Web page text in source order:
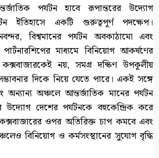
পর্যটন হাবে রূপান্তরের উদ্যোগ
ইতিহাসে একটি গুরুত্বপূর্ণ পদক্ষেপ।
বিশ্বমানের পর্যটন অবকাঠামো এবং
মাধ্যমে বিনিয়োগ আকর্ষণের
নয়, সমগ্র দক্ষিণ উপকূলীয়
দিকে নিয়ে যেতে পারে। একই সঙ্গে
অঞ্চলে আন্তর্জাতিক মানের পর্যটন
দেশের পর্যটনকে বহুকেন্দ্রিক করে
ওপর অতিরিক্ত চাপ কমবে এবং
বিনিয়োগ ও কর্মসংস্থানের সুযোগ বৃদ্ধি